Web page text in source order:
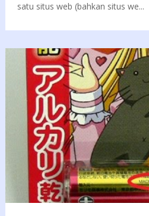
satu situs web (bahkan situs we...